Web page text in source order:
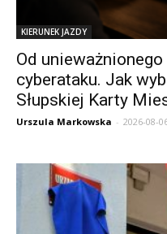
KIERUNEK JAZDY
Od
cyberataku. Jak
Słupskiej Karty
Urszula Markowska - 2026-08-